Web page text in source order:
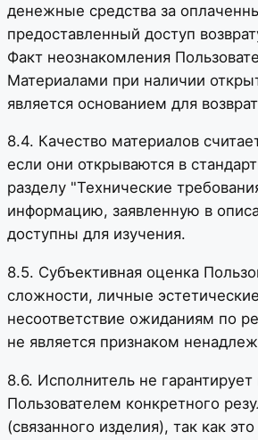
денежные средства за
предоставленный доступ
Факт неознакомления
Материалами при наличии
является основанием для
8.4. Качество материалов
если они открываются в
разделу "Технические
информацию, заявленную в
доступны для изучения.
8.5. Субъективная оценка
сложности, личные
несоответствие ожиданиям по
не является признаком
8.6. Исполнитель не
Пользователем конкретного
(связанного изделия), так как это